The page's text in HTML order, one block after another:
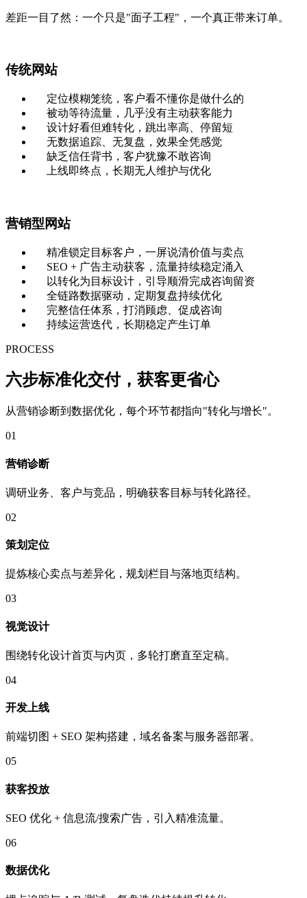
差距一目了然：一个只是"面子工程"，一个真正带来订单。
传统网站
定位模糊笼统，客户看不懂你是做什么的
被动等待流量，几乎没有主动获客能力
设计好看但难转化，跳出率高、停留短
无数据追踪、无复盘，效果全凭感觉
缺乏信任背书，客户犹豫不敢咨询
上线即终点，长期无人维护与优化
营销型网站
精准锁定目标客户，一屏说清价值与卖点
SEO + 广告主动获客，流量持续稳定涌入
以转化为目标设计，引导顺滑完成咨询留资
全链路数据驱动，定期复盘持续优化
完整信任体系，打消顾虑、促成咨询
持续运营迭代，长期稳定产生订单
PROCESS
六步标准化交付，获客更省心
从营销诊断到数据优化，每个环节都指向"转化与增长"。
01
营销诊断
调研业务、客户与竞品，明确获客目标与转化路径。
02
策划定位
提炼核心卖点与差异化，规划栏目与落地页结构。
03
视觉设计
围绕转化设计首页与内页，多轮打磨直至定稿。
04
开发上线
前端切图 + SEO 架构搭建，域名备案与服务器部署。
05
获客投放
SEO 优化 + 信息流/搜索广告，引入精准流量。
06
数据优化